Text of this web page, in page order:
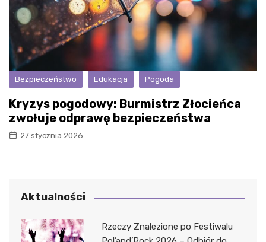
Bezpieczeństwo Edukacja Pogoda
Kryzys pogodowy: Burmistrz Złocieńca
zwołuje odprawę bezpieczeństwa
27 stycznia 2026
Aktualności
Rzeczy Znalezione po Festiwalu